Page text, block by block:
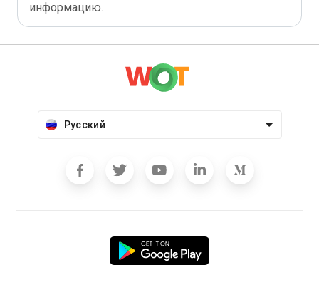
информацию.
Русский